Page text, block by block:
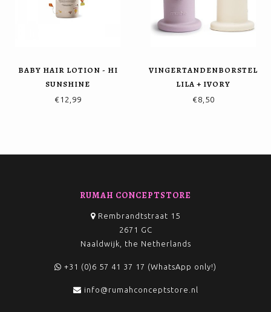
BABY HAIR LOTION - HI
SUNSHINE
€12,99
VINGERTANDENBORSTEL
LILA + IVORY
€8,50
RUMAH CONCEPTSTORE
Rembrandtstraat 15
2671 GC
Naaldwijk, the Netherlands
+31 (0)6 57 41 37 17 (WhatsApp only!)
info@rumahconceptstore.nl